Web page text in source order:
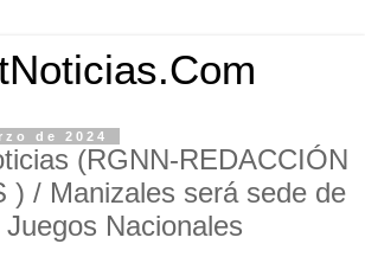
de 2024
(RGNN-REDACCIÓN
) / Manizales será sede de
Nacionales